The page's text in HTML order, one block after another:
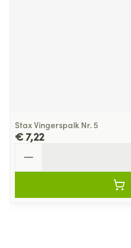
Stax Vingerspalk Nr. 5
€ 7,22